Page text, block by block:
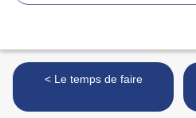
< Le temps de faire